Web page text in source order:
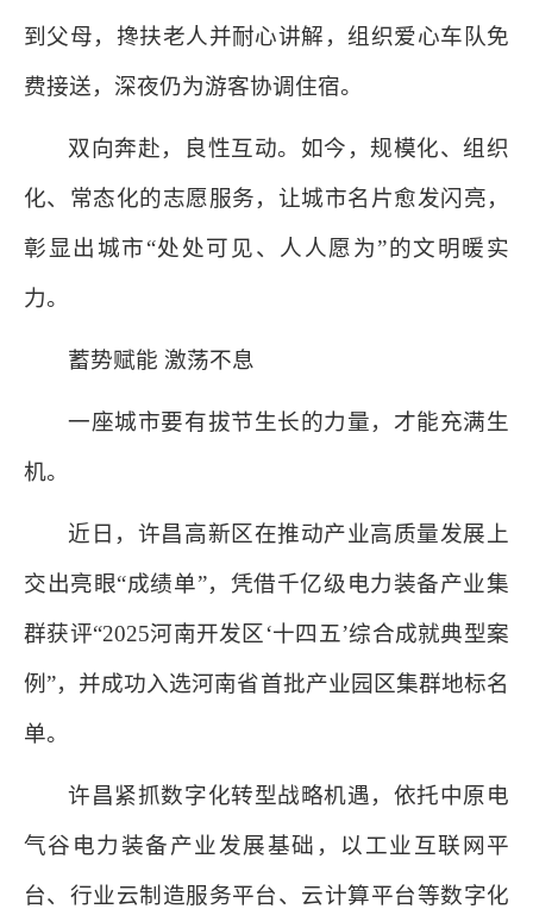
到父母，搀扶老人并耐心讲解，组织爱心车队免
费接送，深夜仍为游客协调住宿。
双向奔赴，良性互动。如今，规模化、组织
化、常态化的志愿服务，让城市名片愈发闪亮，
彰显出城市“处处可见、人人愿为”的文明暖实
力。
蓄势赋能 激荡不息
一座城市要有拔节生长的力量，才能充满生
机。
近日，许昌高新区在推动产业高质量发展上
交出亮眼“成绩单”，凭借千亿级电力装备产业集
群获评“2025河南开发区‘十四五’综合成就典型案
例”，并成功入选河南省首批产业园区集群地标名
单。
许昌紧抓数字化转型战略机遇，依托中原电
气谷电力装备产业发展基础，以工业互联网平
台、行业云制造服务平台、云计算平台等数字化